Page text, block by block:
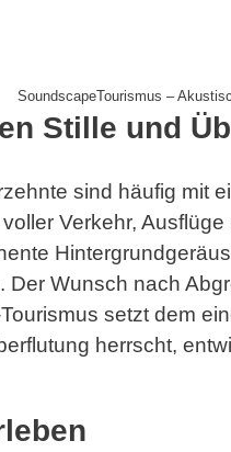
SoundscapeTourismus –
Stille und
sind häufig mit
Verkehr,
Der Wunsch nach
setzt dem
herrscht,